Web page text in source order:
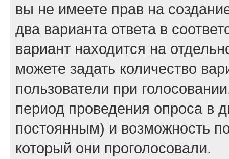
вы не имеете прав на
два варианта ответа в
вариант находится на
можете задать количество
пользователи при
период проведения опроса в
постоянным) и возможность
который они проголосовали.